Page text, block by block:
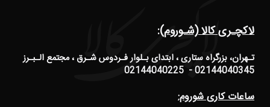
لاکچـری کالا (شـوروم):
تـهران، بزرگراه ستاری ، ابتدای بـلوار فـردوس شـرق ، مجتمع الـبـرز
02144040345 - 02144040225
ساعات کاری شوروم: